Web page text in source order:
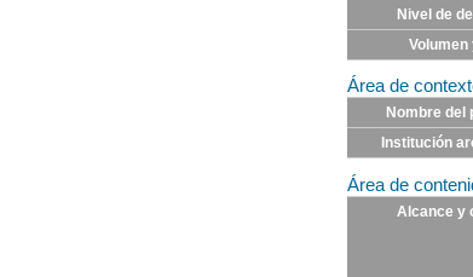
Nivel de
Volumen
Área de
Nombre del
Institución
Área de
Alcance y